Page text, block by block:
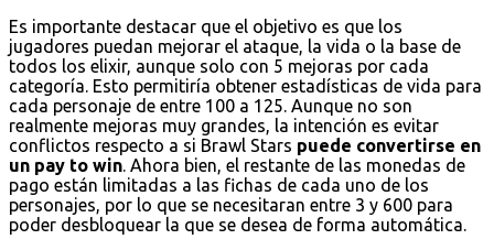
Es importante destacar que el objetivo es que los
jugadores puedan mejorar el ataque, la vida o la base de
todos los elixir, aunque solo con 5 mejoras por cada
categoría. Esto permitiría obtener estadísticas de vida para
cada personaje de entre 100 a 125. Aunque no son
realmente mejoras muy grandes, la intención es evitar
conflictos respecto a si Brawl Stars puede convertirse en
un pay to win . Ahora bien, el restante de las monedas de
pago están limitadas a las fichas de cada uno de los
personajes, por lo que se necesitaran entre 3 y 600 para
poder desbloquear la que se desea de forma automática.